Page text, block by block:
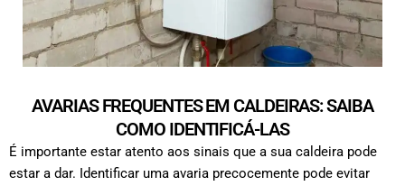
AVARIAS FREQUENTES EM CALDEIRAS: SAIBA
COMO IDENTIFICÁ-LAS
É importante estar atento aos sinais que a sua caldeira pode
estar a dar. Identificar uma avaria precocemente pode evitar